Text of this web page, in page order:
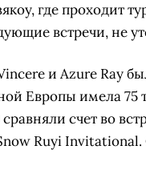
где проходит
встречи, не
и Azure Ray
Европы имела 75
счет во
Ruyi